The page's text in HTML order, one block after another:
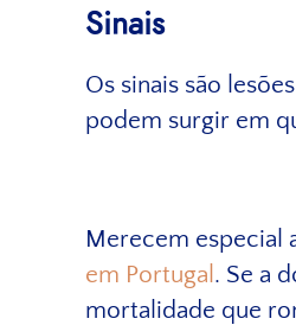
Sinais
Os sinais são
podem surgir em
Merecem especial
em Portugal . Se a
mortalidade que